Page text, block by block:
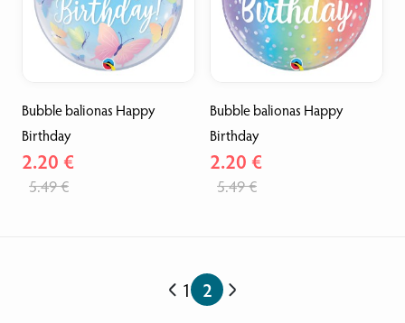
Bubble balionas Happy
Birthday
2.20 €
5.49 €
Bubble balionas Happy
Birthday
2.20 €
5.49 €
1 2